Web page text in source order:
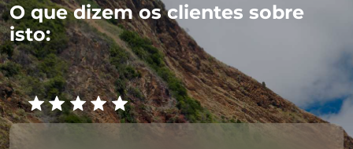
O que dizem os clientes sobre
isto: